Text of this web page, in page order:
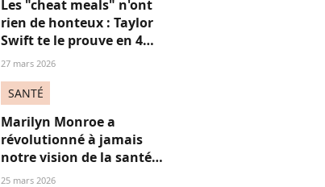
Les "cheat meals" n'ont
rien de honteux : Taylor
Swift te le prouve en 4
points, et tu ferais mieux
27 mars 2026
SANTÉ
Marilyn Monroe a
révolutionné à jamais
notre vision de la santé
mentale (bien avant
25 mars 2026